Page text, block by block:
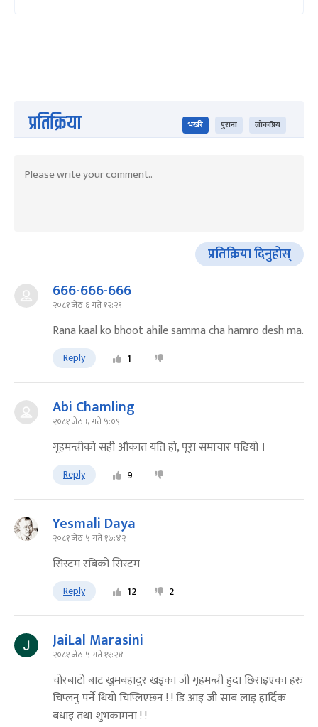
प्रतिक्रिया भर्खरै पुराना लोकप्रिय
प्रतिक्रिया दिनुहोस्
666-666-666
२०८१ जेठ ६ गते १२:२९
Rana kaal ko bhoot ahile samma cha hamro desh ma.
Reply 1
Abi Chamling
२०८१ जेठ ६ गते ५:०९
गृहमन्त्रीको सही औकात यति हो, पूरा समाचार पढियो ।
Reply 9
Yesmali Daya
२०८१ जेठ ५ गते १७:४२
सिस्टम रबिको सिस्टम
Reply 12 2
JaiLal Marasini
२०८१ जेठ ५ गते ११:२४
चोरबाटो बाट खुमबहादुर खड्का जी गृहमन्त्री हुदा छिराइएका हरु
चिप्लनु पर्ने थियो चिप्लिएछन ! ! डि आइ जी साब लाइ हार्दिक
बधाइ तथा शुभकामना ! !